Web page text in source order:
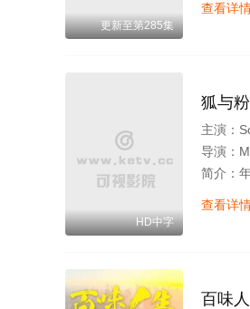
更新至第285集
查看详
HD中字
狐与粉
主演：
导演：
简介： 年仅16
查看详
百味